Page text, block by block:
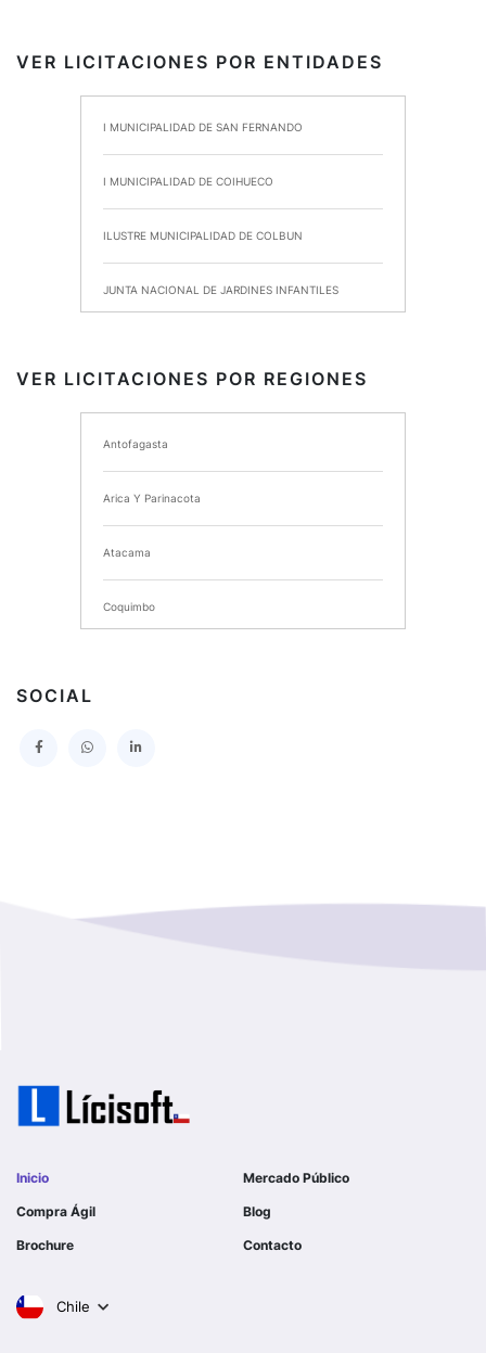
VER LICITACIONES POR ENTIDADES
I MUNICIPALIDAD DE SAN FERNANDO
I MUNICIPALIDAD DE COIHUECO
ILUSTRE MUNICIPALIDAD DE COLBUN
JUNTA NACIONAL DE JARDINES INFANTILES
I MUNICIPALIDAD DE CHIMBARONGO
INSTITUTO NACIONAL DE DEPORTES DE CHILE
SERVICIO DE SALUD DEL MAULE HOSPITAL DE
TALCA
I MUNICIPALIDAD DE PROVIDENCIA
SERVICIO DE SALUD TALCAHUANO HOSPITAL DE
GOBERNACION PROVINCIAL DE TALCA
I MUNICIPALIDAD DE GORBEA
I MUNICIPALIDAD DE NINHUE
VER LICITACIONES POR REGIONES
Antofagasta
Arica Y Parinacota
Atacama
Coquimbo
Region Del Biobio
Tarapaca
SOCIAL
Inicio Mercado Público
Compra Ágil Blog
Brochure Contacto
Chile